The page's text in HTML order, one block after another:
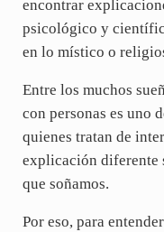
encontrar
psicológico y
en lo místico o
Entre los muchos
con personas es uno
quienes tratan de
explicación diferente
que soñamos.
Por eso, para